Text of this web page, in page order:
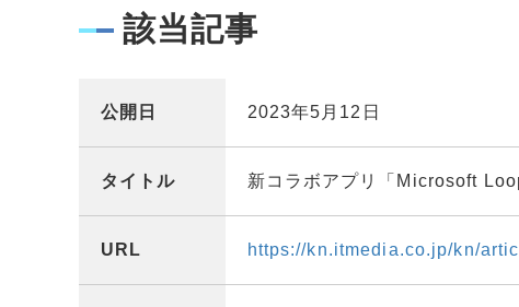
該当記事
公開日 2023年5月12日
タイトル 新コラボアプリ「Microsoft
URL https://kn.itmedia.co.jp/kn/